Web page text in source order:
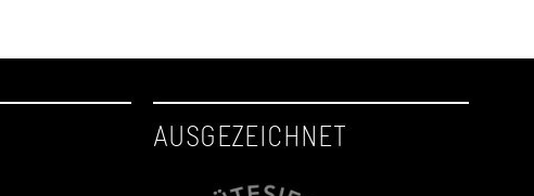
AUSGEZEICHNET